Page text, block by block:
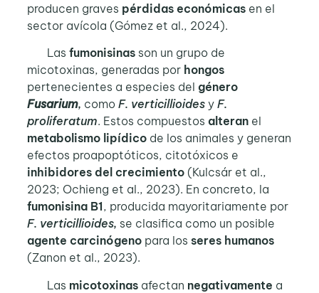
producen graves pérdidas económicasen el
sector avícola (Gómez et al., 2024).
Las fumonisinas son un grupo de
micotoxinas, generadas por hongos
pertenecientes a especies del género
Fusarium, como F. verticillioidesy F.
proliferatum. Estos compuestos alteran el
metabolismo lipídicode los animales y generan
efectos proapoptóticos, citotóxicos e
inhibidores del crecimiento(Kulcsár et al.,
2023; Ochieng et al., 2023). En concreto, la
fumonisina B1, producida mayoritariamente por
F. verticillioides, se clasifica como un posible
agente carcinógenopara los seres humanos
(Zanon et al., 2023).
Las micotoxinasafectan negativamente a